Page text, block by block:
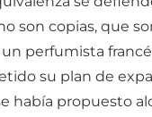
son copias, que
perfumista
su plan de
había propuesto